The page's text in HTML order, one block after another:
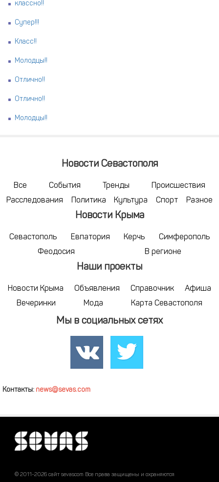
классно!!
Супер!!!
Класс!!
Молодцы!!
Отлично!!
Отлично!!
Молодцы!!
Новости Севастополя
Все События Тренды
Происшествия
Расследования
Политика Культура Спорт Разное
Новости Крыма
Севастополь Евпатория Керчь
Симферополь
Феодосия
В регионе
Наши проекты
Новости Крыма Объявления Справочник
Афиша
Вечеринки
Мода Карта Севастополя
Мы в социальных сетях
Контакты: news@sevas.com
© 2011-2026 сайт sevascom Все права защищены и охраняются